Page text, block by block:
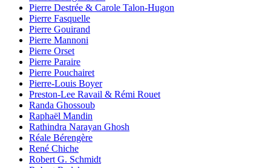
Pierre Destrée & Carole Talon-Hugon
Pierre Fasquelle
Pierre Gouirand
Pierre Mannoni
Pierre Orset
Pierre Paraire
Pierre Pouchairet
Pierre-Louis Boyer
Preston-Lee Ravail & Rémi Rouet
Randa Ghossoub
Raphaël Mandin
Rathindra Narayan Ghosh
Réale Bérengère
René Chiche
Robert G. Schmidt